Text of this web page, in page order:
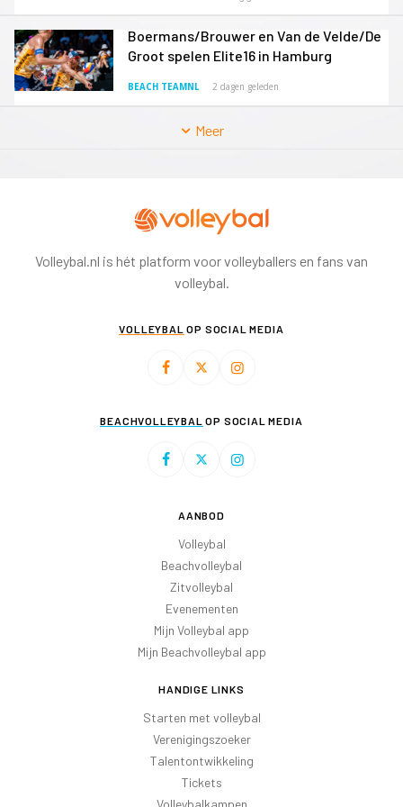
Boermans/Brouwer en Van de Velde/De
Groot spelen Elite16 in Hamburg
BEACH TEAMNL 2 dagen geleden
Meer
Volleybal.nl is hét platform voor volleyballers en fans van
volleybal.
VOLLEYBAL OP SOCIAL MEDIA
BEACHVOLLEYBAL OP SOCIAL MEDIA
AANBOD
Volleybal
Beachvolleybal
Zitvolleybal
Evenementen
Mijn Volleybal app
Mijn Beachvolleybal app
HANDIGE LINKS
Starten met volleybal
Verenigingszoeker
Talentontwikkeling
Tickets
Volleybalkampen